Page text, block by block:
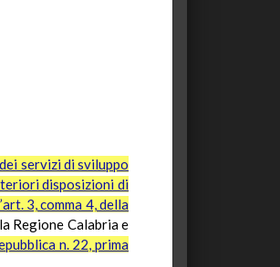
servizi di sviluppo
disposizioni di
3, comma 4, della
Regione Calabria e
n. 22, prima